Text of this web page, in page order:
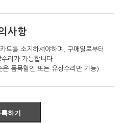
사항
드를 소지하셔야하며, 구매일로부터
리가 가능합니다.
품목할인 또는 유상수리만 가능)